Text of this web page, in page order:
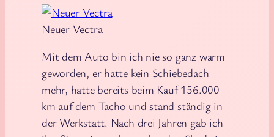
Neuer Vectra
Mit dem Auto bin ich nie so ganz warm
geworden, er hatte kein Schiebedach
mehr, hatte bereits beim Kauf 156.000
km auf dem Tacho und stand ständig in
der Werkstatt. Nach drei Jahren gab ich